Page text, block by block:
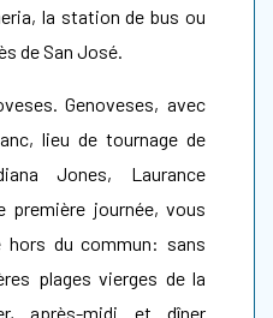
la station de bus ou
de San José.
Genoveses, avec
lieu de tournage de
Jones, Laurance
première journée, vous
hors du commun: sans
plages vierges de la
après-midi et dîner